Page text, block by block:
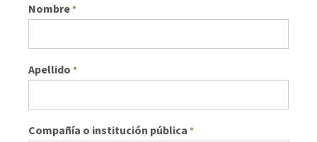
Nombre*
Apellido *
Compañía o institución pública *